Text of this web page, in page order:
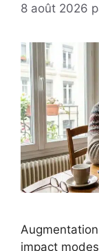
8 août 2026
impact